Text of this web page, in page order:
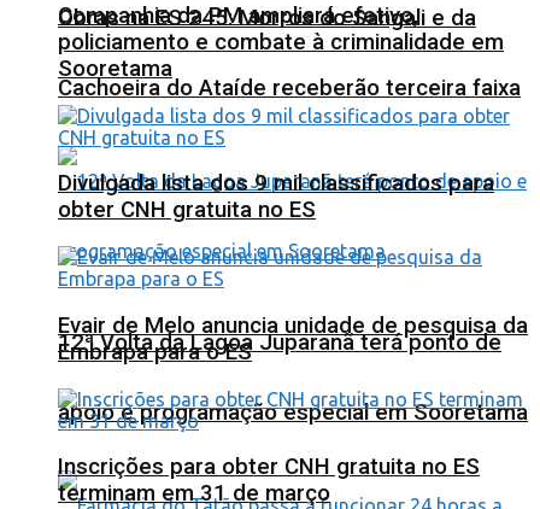
Obras na ES 245: Morros do Sangali e da
Cachoeira do Ataíde receberão terceira faixa
12ª Volta da Lagoa Juparanã terá ponto de
apoio e programação especial em Sooretama
Companhia da PM ampliará efetivo,
policiamento e combate à criminalidade em
Sooretama
Divulgada lista dos 9 mil classificados para
obter CNH gratuita no ES
Evair de Melo anuncia unidade de pesquisa da
Embrapa para o ES
Inscrições para obter CNH gratuita no ES
terminam em 31 de março